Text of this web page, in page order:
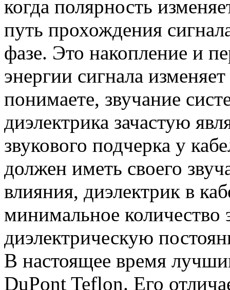
когда полярность
путь прохождения
фазе. Это накопление и
энергии сигнала
понимаете, звучание
диэлектрика зачастую
звукового подчерка у
должен иметь своего
влияния, диэлектрик в
минимальное количество
диэлектрическую
В настоящее время
DuPont Teflon. Его